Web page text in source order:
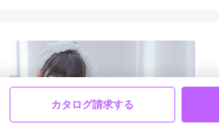
カタログ請求する
菊京屋 店舗